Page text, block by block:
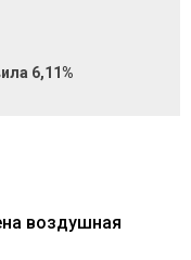
6,11%
воздушная